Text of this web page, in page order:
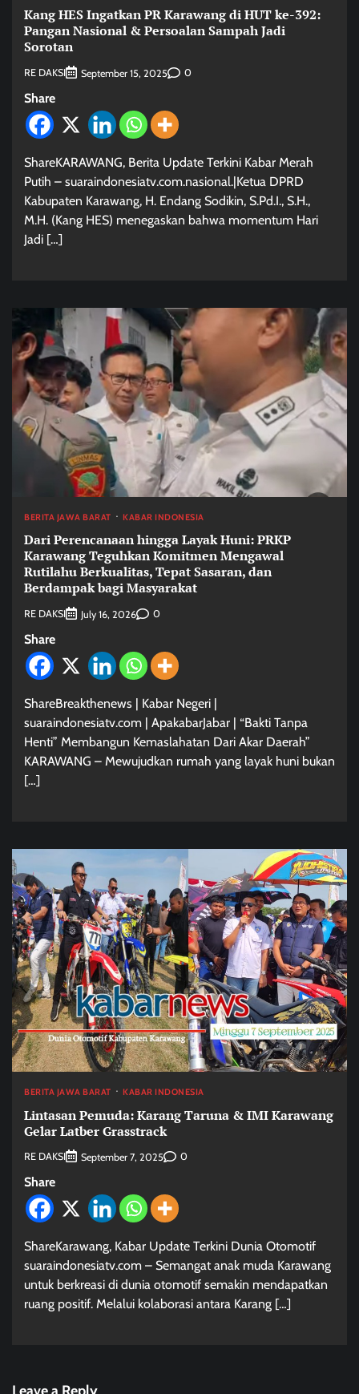
Kang HES Ingatkan PR Karawang di HUT ke-392:
Pangan Nasional & Persoalan Sampah Jadi
Sorotan
RE DAKSI September 15, 2025 0
Share
ShareKARAWANG, Berita Update Terkini Kabar Merah
Putih – suaraindonesiatv.com.nasional.|Ketua DPRD
Kabupaten Karawang, H. Endang Sodikin, S.Pd.I., S.H.,
M.H. (Kang HES) menegaskan bahwa momentum Hari
Jadi […]
BERITA JAWA BARAT KABAR INDONESIA
Dari Perencanaan hingga Layak Huni: PRKP
Karawang Teguhkan Komitmen Mengawal
Rutilahu Berkualitas, Tepat Sasaran, dan
Berdampak bagi Masyarakat
RE DAKSI July 16, 2026 0
Share
ShareBreakthenews | Kabar Negeri |
suaraindonesiatv.com | ApakabarJabar | “Bakti Tanpa
Henti” Membangun Kemaslahatan Dari Akar Daerah”
KARAWANG – Mewujudkan rumah yang layak huni bukan
[…]
BERITA JAWA BARAT KABAR INDONESIA
Lintasan Pemuda: Karang Taruna & IMI Karawang
Gelar Latber Grasstrack
RE DAKSI September 7, 2025 0
Share
ShareKarawang, Kabar Update Terkini Dunia Otomotif
suaraindonesiatv.com – Semangat anak muda Karawang
untuk berkreasi di dunia otomotif semakin mendapatkan
ruang positif. Melalui kolaborasi antara Karang […]